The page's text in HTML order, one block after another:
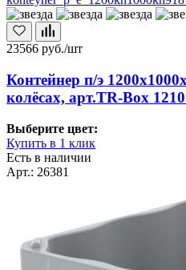
23566 руб./шт
Контейнер п/э
колёсах, арт.TR-Box
Выберите цвет:
Купить в 1 клик
Есть в наличии
Арт.: 26381